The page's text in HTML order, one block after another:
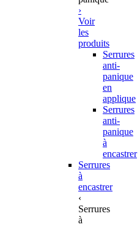
›
Voir
les
produits
Serrures
anti-
panique
en
applique
Serrures
anti-
panique
à
encastrer
Serrures
à
encastrer
‹
Serrures
à